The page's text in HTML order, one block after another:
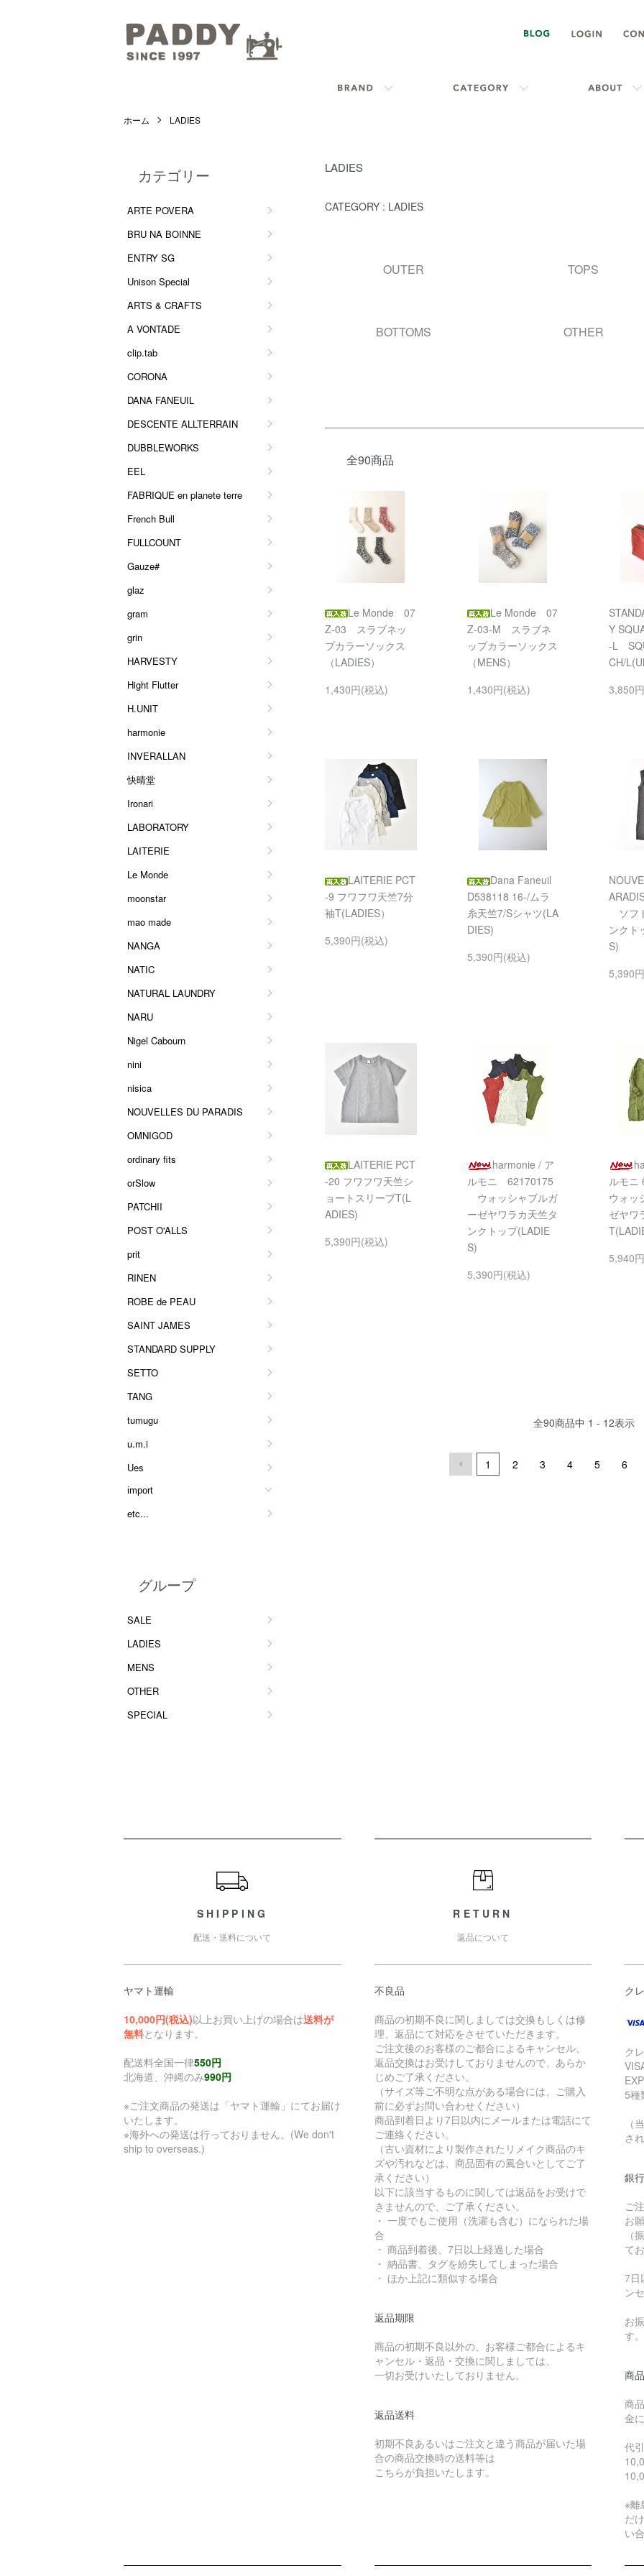
ホーム LADIES
LADIES
CATEGORY : LADIES
グループ一覧OUTER TOPS
BOTTOMS OTHER
全90商品
Le Monde 07
Z-03 スラブネッ
プカラーソックス
（LADIES）
1,430円(税込)
Le Monde 07
Z-03-M スラブネ
ップカラーソックス
（MENS）
1,430円(税込)
Y
-L
CH/
3,850
LAITERIE PCT
-9 フワフワ天竺7分
袖T(LADIES）
5,390円(税込)
Dana Faneuil
D538118 16-/ムラ
糸天竺7/Sシャツ(LA
DIES)
5,390円(税込)
ソフ
ンクト
S)
5,390
LAITERIE PCT
-20 フワフワ天竺シ
ョートスリーブT(L
ADIES)
5,390円(税込)
harmonie / ア
ルモニ 62170175
ウォッシャブルガ
ーゼヤワラカ天竺タ
ンクトップ(LADIE
S)
5,390円(税込)
ルモニ
ウォッ
ゼヤワ
5,940
全90商品中 1 - 12表示
1 2 3 4 5 6
カテゴリー
ARTE POVERA
BRU NA BOINNE
ENTRY SG
Unison Special
ARTS & CRAFTS
A VONTADE
clip.tab
CORONA
DANA FANEUIL
DESCENTE ALLTERRAIN
DUBBLEWORKS
EEL
FABRIQUE en planete terre
French Bull
FULLCOUNT
Gauze#
glaz
gram
grin
HARVESTY
Hight Flutter
H.UNIT
harmonie
INVERALLAN
快晴堂
Ironari
LABORATORY
LAITERIE
Le Monde
moonstar
mao made
NANGA
NATIC
NATURAL LAUNDRY
NARU
Nigel Cabourn
nini
nisica
NOUVELLES DU PARADIS
OMNIGOD
ordinary fits
orSlow
PATCHII
POST O'ALLS
prit
RINEN
ROBE de PEAU
SAINT JAMES
STANDARD SUPPLY
SETTO
TANG
tumugu
u.m.i
Ues
import
etc...
グループ
SALE
LADIES
MENS
OTHER
SPECIAL
SHIPPING
配送・送料について
ヤマト運輸
10,000円(税込)以上お買い上げの場合は送料が
無料となります。
配送料全国一律550円
北海道、沖縄のみ990円
※ご注文商品の発送は「ヤマト運輸」にてお届け
いたします。
※海外への発送は行っておりません。(We don't
ship to overseas.)
RETURN
返品について
不良品
商品の初期不良に関しましては交換もしくは修
理、返品にて対応をさせていただきます。
ご注文後のお客様のご都合によるキャンセル、
返品交換はお受けしておりませんので、あらか
じめご了承ください。
（サイズ等ご不明な点がある場合には、ご購入
前に必ずお問い合わせください）
商品到着日より7日以内にメールまたは電話にて
ご連絡ください。
（古い資材により製作されたリメイク商品のキ
ズや汚れなどは、商品固有の風合いとしてご了
承ください）
以下に該当するものに関しては返品をお受けで
きませんので、ご了承ください。
・ 一度でもご使用（洗濯も含む）になられた場
合
・ 商品到着後、7日以上経過した場合
・ 納品書、タグを紛失してしまった場合
・ ほか上記に類似する場合
返品期限
商品の初期不良以外の、お客様ご都合によるキ
ャンセル・返品・交換に関しましては、
一切お受けいたしておりません。
返品送料
初期不良あるいはご注文と違う商品が届いた場
合の商品交換時の送料等は
こちらが負担いたします。
ク
ク
5種
（
さ
銀
ご
お
（
て
7日
ン
お
す。
商
商
金
代
※離
だ
い